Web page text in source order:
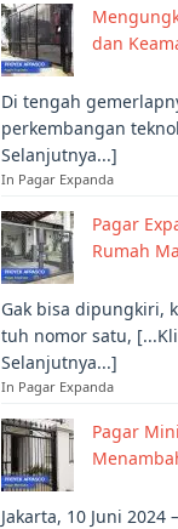
dan
Di tengah
perkembangan
Selanjutnya...]
In Pagar Expanda
Pagar
Rumah
Gak bisa dipungkiri,
tuh nomor satu,
Selanjutnya...]
In Pagar Expanda
Pagar
Jakarta, 10 Juni 2024